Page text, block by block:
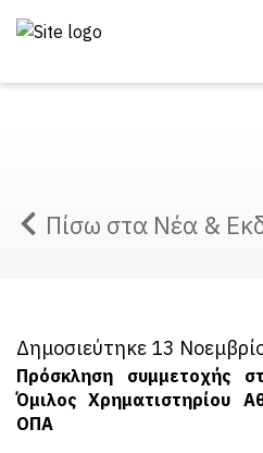
Πίσω στα Νέα &
Δημοσιεύτηκε 13
Πρόσκληση συμμετοχής
Όμιλος Χρηματιστηρίου
ΟΠΑ